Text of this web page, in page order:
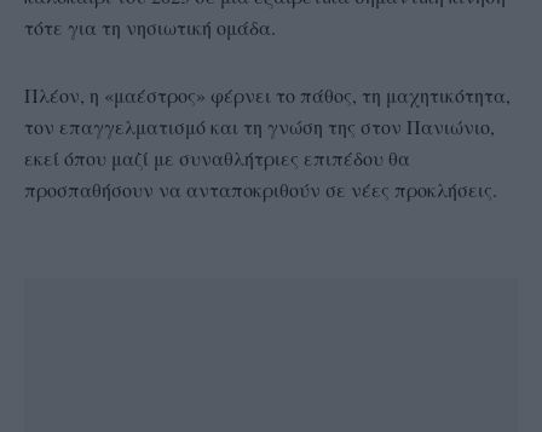
τότε για τη νησιωτική ομάδα.
Πλέον, η «μαέστρος» φέρνει το πάθος, τη μαχητικότητα,
τον επαγγελματισμό και τη γνώση της στον Πανιώνιο,
εκεί όπου μαζί με συναθλήτριες επιπέδου θα
προσπαθήσουν να ανταποκριθούν σε νέες προκλήσεις.